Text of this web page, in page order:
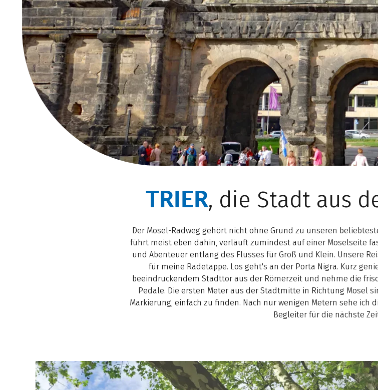
TRIER, die Stadt aus
Der Mosel-Radweg gehört nicht ohne Grund zu unseren
führt meist eben dahin, verläuft zumindest auf einer Moselseite
und Abenteuer entlang des Flusses für Groß und Klein. Unsere
für meine Radetappe. Los geht's an der Porta Nigra. Kurz
beeindruckendem Stadttor aus der Römerzeit und nehme die
Pedale. Die ersten Meter aus der Stadtmitte in Richtung Mosel
Markierung, einfach zu finden. Nach nur wenigen Metern sehe ich
Begleiter für die nächste